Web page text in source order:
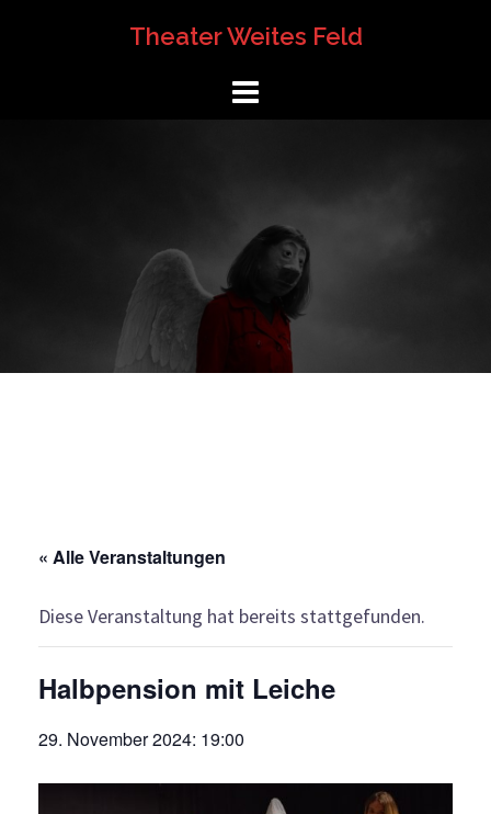
Theater Weites Feld
« Alle Veranstaltungen
Diese Veranstaltung hat bereits stattgefunden.
Halbpension mit Leiche
29. November 2024: 19:00